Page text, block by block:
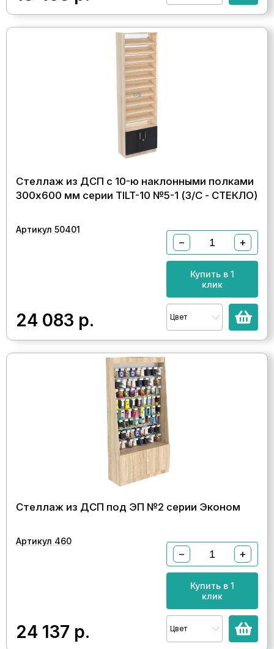
Стеллаж из ДСП с 10-ю наклонными полками
300x600 мм серии TILT-10 №5-1 (З/C - СТЕКЛО)
Артикул 50401
24 083 р.
− +
Купить в 1
клик
Цвет
Стеллаж из ДСП под ЭП №2 серии Эконом
Артикул 460
24 137 р.
− +
Купить в 1
клик
Цвет